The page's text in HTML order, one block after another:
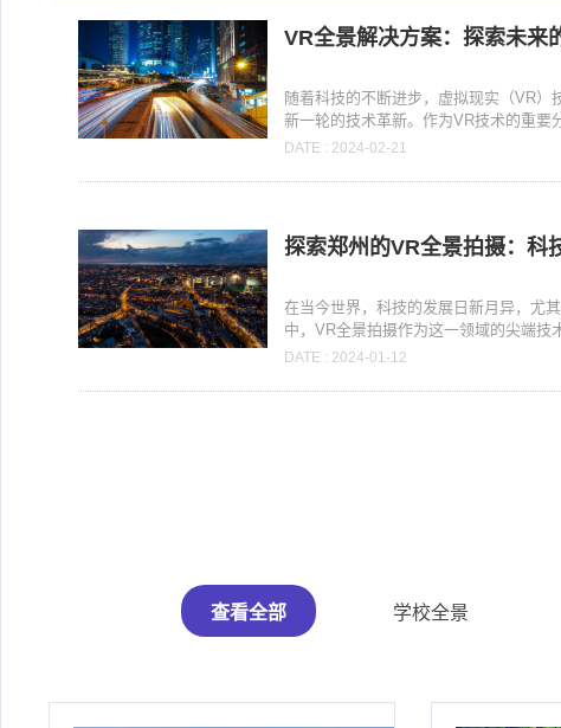
VR全景解决方案：探索未来
随着科技的不断进步，虚拟现实（VR）
新一轮的技术革新。作为VR技术的重要
DATE : 2024-02-21
探索郑州的VR全景拍摄：科
在当今世界，科技的发展日新月异，尤
中，VR全景拍摄作为这一领域的尖端技
DATE : 2024-01-12
查看全部 学校全景